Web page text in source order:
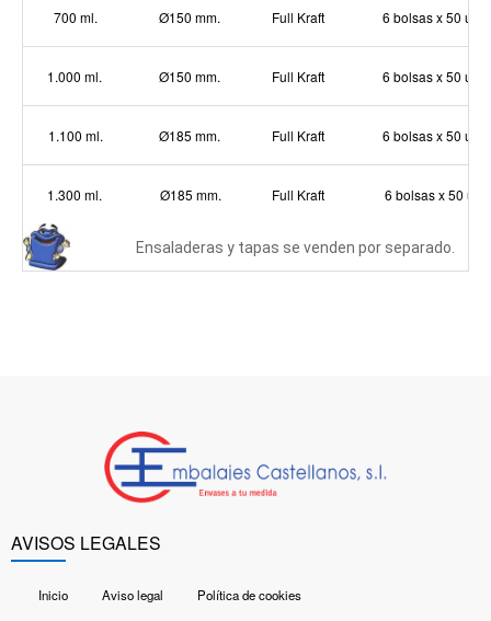
700 ml. Ø150 mm. Full Kraft 6 bolsas x 50
1.000 ml. Ø150 mm. Full Kraft 6 bolsas x 50
1.100 ml. Ø185 mm. Full Kraft 6 bolsas x 50
1.300 ml. Ø185 mm. Full Kraft 6 bolsas x 50
Ensaladeras y tapas se venden por separado.
AVISOS LEGALES
Inicio Aviso legal Política de cookies